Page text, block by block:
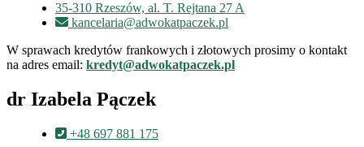
35-310 Rzeszów, al. T. Rejtana 27 A
kancelaria@adwokatpaczek.pl
W sprawach kredytów frankowych i złotowych prosimy o kontakt
na adres email: kredyt@adwokatpaczek.pl
dr Izabela Pączek
+48 697 881 175